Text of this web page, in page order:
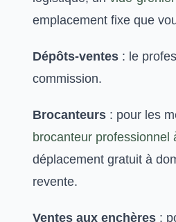
emplacement fixe que
Dépôts-ventes : le
commission.
Brocanteurs : pour les
brocanteur professionnel
déplacement gratuit à
revente.
Ventes aux enchères :